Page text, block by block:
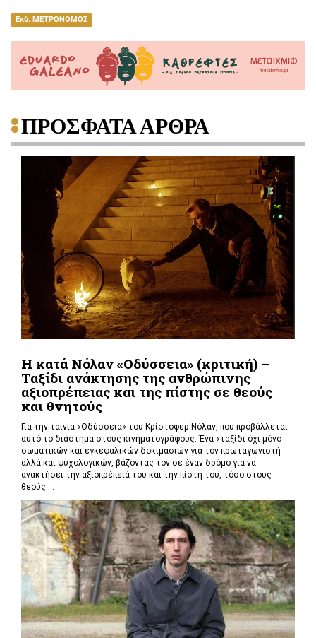
Εκδ. ΜΕΤΡΟΝΟΜΟΣ
ΠΡΟΣΦΑΤΑ ΑΡΘΡΑ
Η κατά Νόλαν «Οδύσσεια» (κριτική) –
Ταξίδι ανάκτησης της ανθρώπινης
αξιοπρέπειας και της πίστης σε θεούς
και θνητούς
Για την ταινία «Οδύσσεια» του Κρίστοφερ Νόλαν,που προβάλλεται
αυτό το διάστημα στους κινηματογράφους. Ένα «ταξίδι όχι μόνο
σωματικών και εγκεφαλικών δοκιμασιών για τον πρωταγωνιστή
αλλά και ψυχολογικών, βάζοντας τον σε έναν δρόμο για να
ανακτήσει την αξιοπρέπειά του και την πίστη του, τόσο στους
θεούς ...